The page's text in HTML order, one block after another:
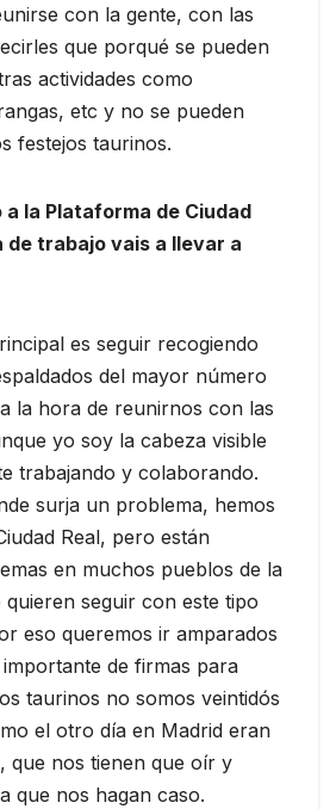
con la gente, con las
que porqué se pueden
actividades como
etc y no se pueden
festejos taurinos.
a la Plataforma de Ciudad
de trabajo vais a llevar a
es seguir recogiendo
del mayor número
la hora de reunirnos con las
yo soy la cabeza visible
trabajando y colaborando.
surja un problema, hemos
Real, pero están
en muchos pueblos de la
seguir con este tipo
eso queremos ir amparados
de firmas para
taurinos no somos veintidós
el otro día en Madrid eran
que nos tienen que oír y
que nos hagan caso.